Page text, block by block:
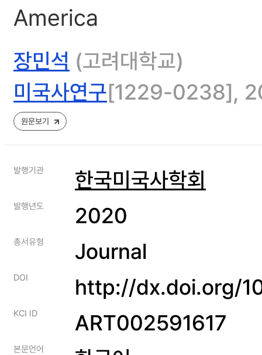
America
장민석 (고려대학교)
미국사연구[1229-0238],
원문보기
발행기관 한국미국사학회
발행년도 2020
총서유형 Journal
DOI http://dx.doi.org/
KCI ID ART002591617
본문언어